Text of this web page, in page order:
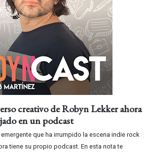
creativo de Robyn Lekker ahora
en un podcast
emergente que ha irrumpido la escena indie rock
tiene su propio podcast. En esta nota te